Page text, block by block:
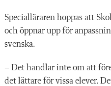
Specialläraren hoppas att
och öppnar upp för
svenska.
– Det handlar inte om att
det lättare för vissa elever.